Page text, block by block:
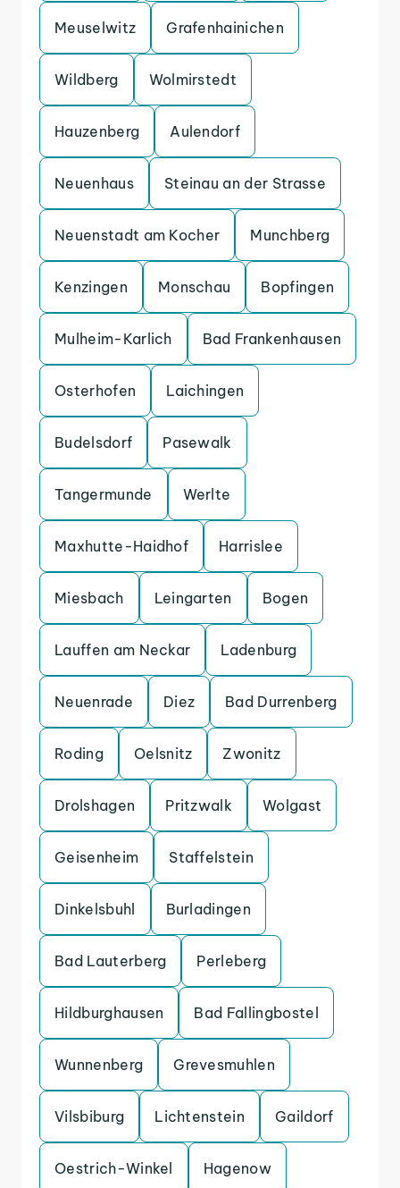
Meuselwitz Grafenhainichen
Wildberg Wolmirstedt
Hauzenberg Aulendorf
Neuenhaus Steinau an der Strasse
Neuenstadt am Kocher Munchberg
Kenzingen Monschau Bopfingen
Mulheim-Karlich Bad Frankenhausen
Osterhofen Laichingen
Budelsdorf Pasewalk
Tangermunde Werlte
Maxhutte-Haidhof Harrislee
Miesbach Leingarten Bogen
Lauffen am Neckar Ladenburg
Neuenrade Diez Bad Durrenberg
Roding Oelsnitz Zwonitz
Drolshagen Pritzwalk Wolgast
Geisenheim Staffelstein
Dinkelsbuhl Burladingen
Bad Lauterberg Perleberg
Hildburghausen Bad Fallingbostel
Wunnenberg Grevesmuhlen
Vilsbiburg Lichtenstein Gaildorf
Oestrich-Winkel Hagenow